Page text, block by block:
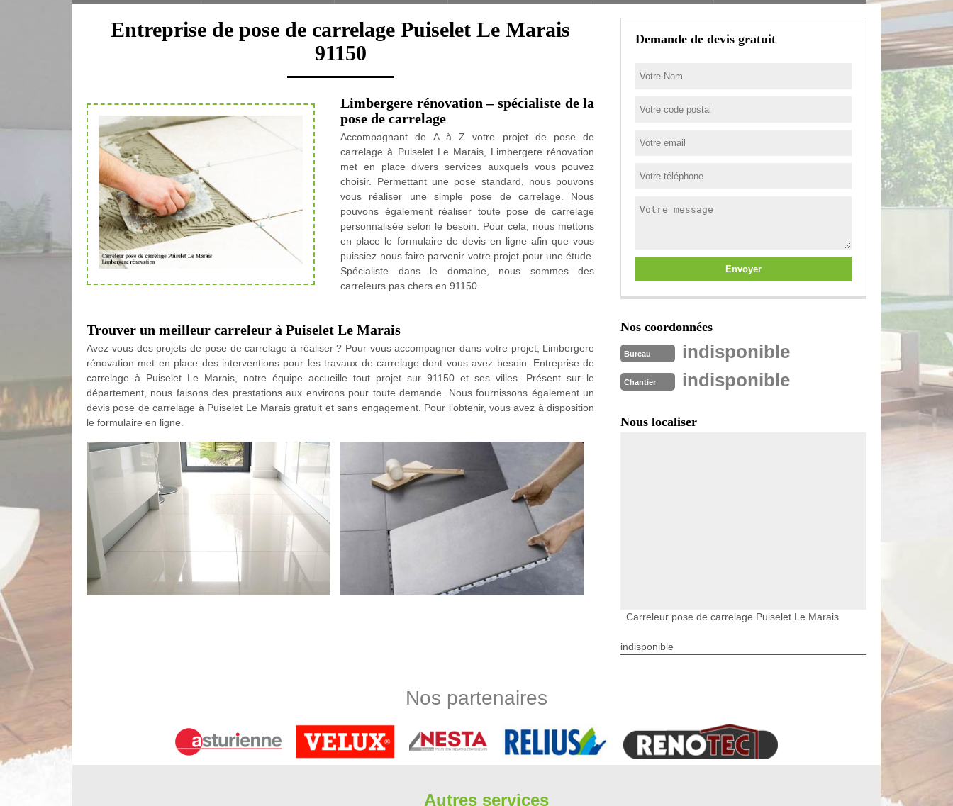
Entreprise de pose de carrelage Puiselet Le Marais
91150
Limbergere rénovation – spécialiste de la
pose de carrelage
Accompagnant de A à Z votre projet de pose de
carrelage à Puiselet Le Marais, Limbergere rénovation
met en place divers services auxquels vous pouvez
choisir. Permettant une pose standard, nous pouvons
vous réaliser une simple pose de carrelage. Nous
pouvons également réaliser toute pose de carrelage
personnalisée selon le besoin. Pour cela, nous mettons
en place le formulaire de devis en ligne afin que vous
puissiez nous faire parvenir votre projet pour une étude.
Spécialiste dans le domaine, nous sommes des
carreleurs pas chers en 91150.
Trouver un meilleur carreleur à Puiselet Le Marais
Avez-vous des projets de pose de carrelage à réaliser ? Pour vous accompagner dans votre projet, Limbergere
rénovation met en place des interventions pour les travaux de carrelage dont vous avez besoin. Entreprise de
carrelage à Puiselet Le Marais, notre équipe accueille tout projet sur 91150 et ses villes. Présent sur le
département, nous faisons des prestations aux environs pour toute demande. Nous fournissons également un
devis pose de carrelage à Puiselet Le Marais gratuit et sans engagement. Pour l’obtenir, vous avez à disposition
le formulaire en ligne.
rechercher des experts pour effectuer les interventions. Limbergere rénovation est un carreleur qui utilise tous
complémentaires, il suffit de lui passer un coup de fil. Enfin, il dresse un devis gratuit et sans engagement.
Limbergere rénovation – votre professionnel carreleur à Puiselet Le Marais
Demande de devis gratuit
Nos coordonnées
Bureau indisponible
Chantier indisponible
Nous localiser
Carreleur pose de carrelage Puiselet Le Marais
indisponible
Nos partenaires
Autres services